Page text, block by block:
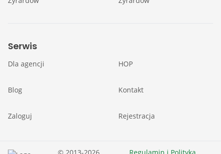
Serwis
Dla agencji HOP
Blog Kontakt
Zaloguj Rejestracja